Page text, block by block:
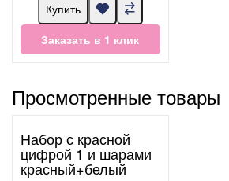
Купить
Заказать в 1 клик
Просмотренные товары
Набор с красной
цифрой 1 и шарами
красный+белый